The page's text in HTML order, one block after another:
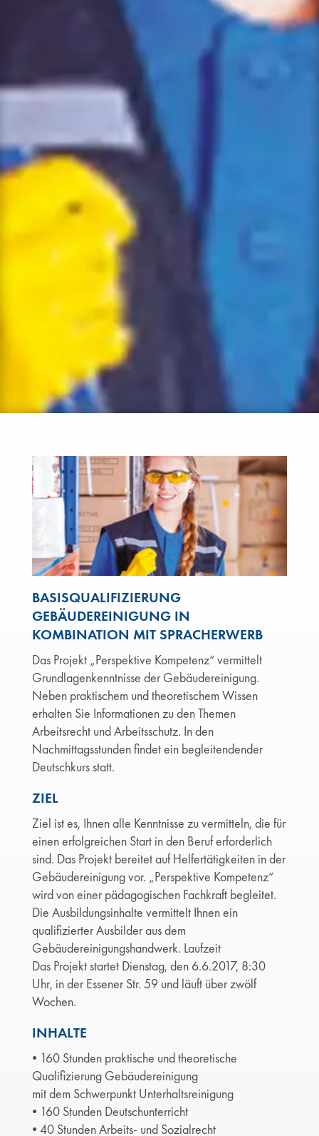
BASISQUALIFIZIERUNG
GEBÄUDEREINIGUNG IN
KOMBINATION MIT SPRACHERWERB
Das Projekt „Perspektive Kompetenz“ vermittelt
Grundlagenkenntnisse der Gebäudereinigung.
Neben praktischem und theoretischem Wissen
erhalten Sie Informationen zu den Themen
Arbeitsrecht und Arbeitsschutz. In den
Nachmittagsstunden findet ein begleitendender
Deutschkurs statt.
ZIEL
Ziel ist es, Ihnen alle Kenntnisse zu vermitteln, die für
einen erfolgreichen Start in den Beruf erforderlich
sind. Das Projekt bereitet auf Helfertätigkeiten in der
Gebäudereinigung vor. „Perspektive Kompetenz“
wird von einer pädagogischen Fachkraft begleitet.
Die Ausbildungsinhalte vermittelt Ihnen ein
qualifizierter Ausbilder aus dem
Gebäudereinigungshandwerk. Laufzeit
Das Projekt startet Dienstag, den 6.6.2017, 8:30
Uhr, in der Essener Str. 59 und läuft über zwölf
Wochen.
INHALTE
• 160 Stunden praktische und theoretische
Qualifizierung Gebäudereinigung
mit dem Schwerpunkt Unterhaltsreinigung
• 160 Stunden Deutschunterricht
• 40 Stunden Arbeits- und Sozialrecht